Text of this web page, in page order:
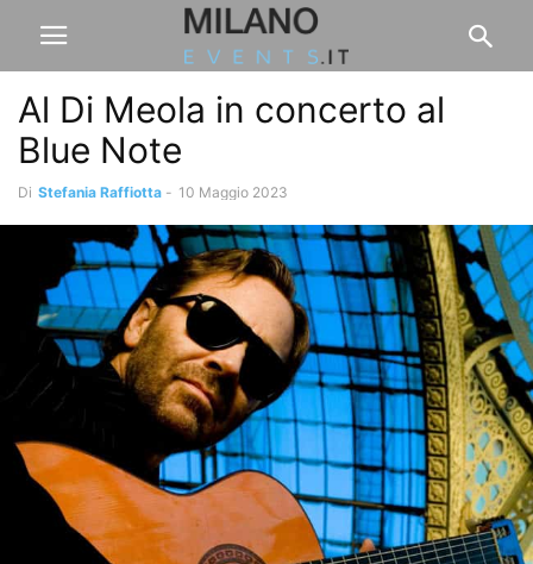
Al Di Meola in concerto al
Blue Note
Di Stefania Raffiotta - 10 Maggio 2023